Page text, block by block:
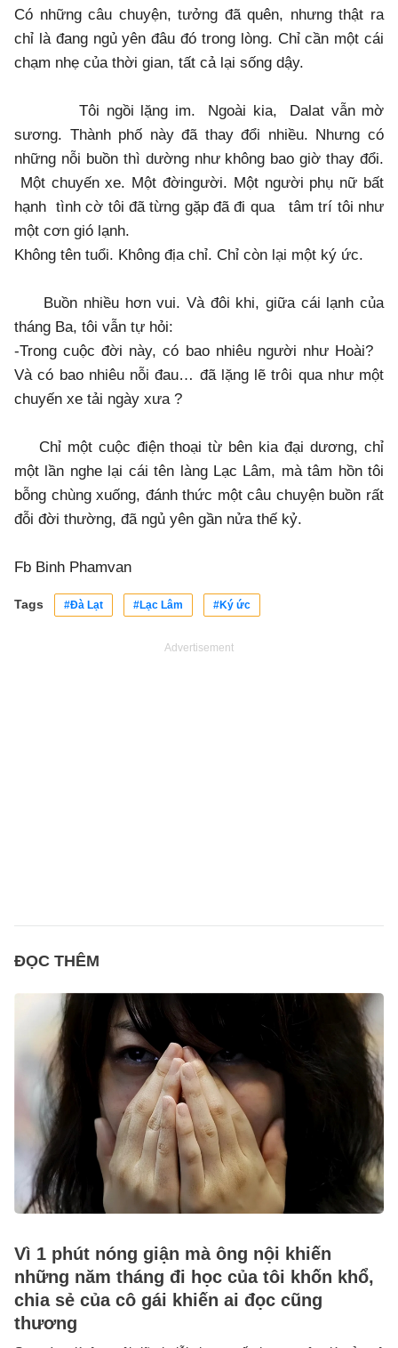
Có những câu chuyện, tưởng đã quên, nhưng thật ra
chỉ là đang ngủ yên đâu đó trong lòng. Chỉ cần một cái
chạm nhẹ của thời gian, tất cả lại sống dậy.
Tôi ngồi lặng im. Ngoài kia, Dalat vẫn mờ
sương. Thành phố này đã thay đổi nhiều. Nhưng có
những nỗi buồn thì dường như không bao giờ thay đổi.
Một chuyến xe. Một đờingười. Một người phụ nữ bất
hạnh tình cờ tôi đã từng gặp đã đi qua tâm trí tôi như
một cơn gió lạnh.
Không tên tuổi. Không địa chỉ. Chỉ còn lại một ký ức.
Buồn nhiều hơn vui. Và đôi khi, giữa cái lạnh của
tháng Ba, tôi vẫn tự hỏi:
-Trong cuộc đời này, có bao nhiêu người như Hoài?
Và có bao nhiêu nỗi đau… đã lặng lẽ trôi qua như một
chuyến xe tải ngày xưa ?
Chỉ một cuộc điện thoại từ bên kia đại dương, chỉ
một lần nghe lại cái tên làng Lạc Lâm, mà tâm hồn tôi
bỗng chùng xuống, đánh thức một câu chuyện buồn rất
đỗi đời thường, đã ngủ yên gần nửa thế kỷ.
Fb Binh Phamvan
Tags #Đà Lạt #Lạc Lâm #Ký ức
Advertisement
ĐỌC THÊM
Vì 1 phút nóng giận mà ông nội khiến
những năm tháng đi học của tôi khốn khổ,
chia sẻ của cô gái khiến ai đọc cũng
thương